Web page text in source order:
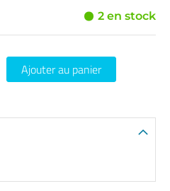
2 en stock
Ajouter au panier